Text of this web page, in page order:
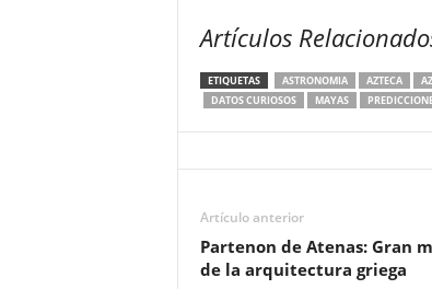
Artículos
ETIQUETAS ASTRONOMIA AZTECA
DATOS CURIOSOS
MAYAS
Artículo anterior
Partenon de Atenas: Gran
de la arquitectura griega